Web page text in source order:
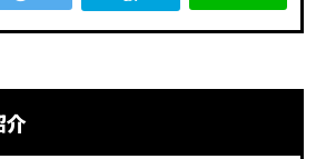
介